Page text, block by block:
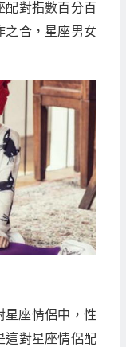
配對指數百分百
之合，星座男女
星座情侶中，性
這對星座情侶配